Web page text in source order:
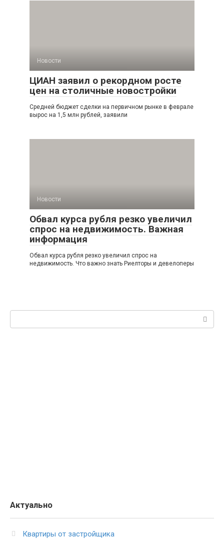
Новости
ЦИАН заявил о рекордном росте
цен на столичные новостройки
Средней бюджет сделки на первичном рынке в феврале
вырос на 1,5 млн рублей, заявили
Новости
Обвал курса рубля резко увеличил
спрос на недвижимость. Важная
информация
Обвал курса рубля резко увеличил спрос на
недвижимость. Что важно знать Риелторы и девелоперы
Актуально
Квартиры от застройщика